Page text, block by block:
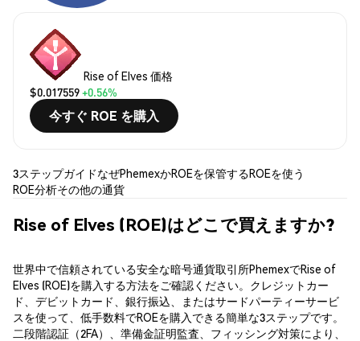
Rise of Elves 価格
$0.017559+0.56%
今すぐ ROE を購入
3ステップガイドなぜPhemexかROEを保管するROEを使う
ROE分析その他の通貨
Rise of Elves (ROE)はどこで買えますか?
世界中で信頼されている安全な暗号通貨取引所PhemexでRise of
Elves (ROE)を購入する方法をご確認ください。クレジットカー
ド、デビットカード、銀行振込、またはサードパーティーサービ
スを使って、低手数料でROEを購入できる簡単な3ステップです。
二段階認証（2FA）、準備金証明監査、フィッシング対策により、